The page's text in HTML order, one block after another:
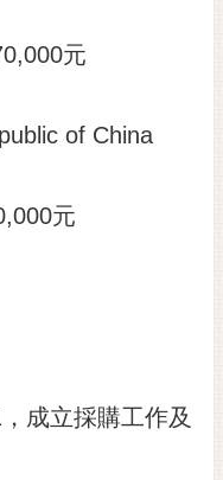
元
of China
元
成立採購工作及